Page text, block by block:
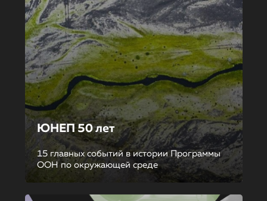
ЮНЕП 50 лет
15 главных событий в истории Программы
ООН по окружающей среде